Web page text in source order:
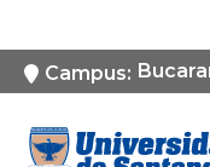
Campus: